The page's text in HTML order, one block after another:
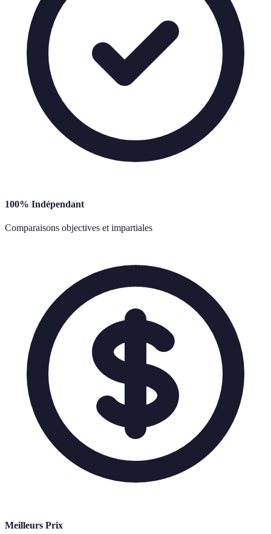
100% Indépendant
Comparaisons objectives et impartiales
Meilleurs Prix